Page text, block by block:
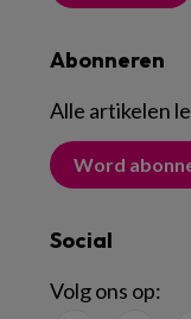
Abonneren
Alle artikelen
Word
Social
Volg ons op: